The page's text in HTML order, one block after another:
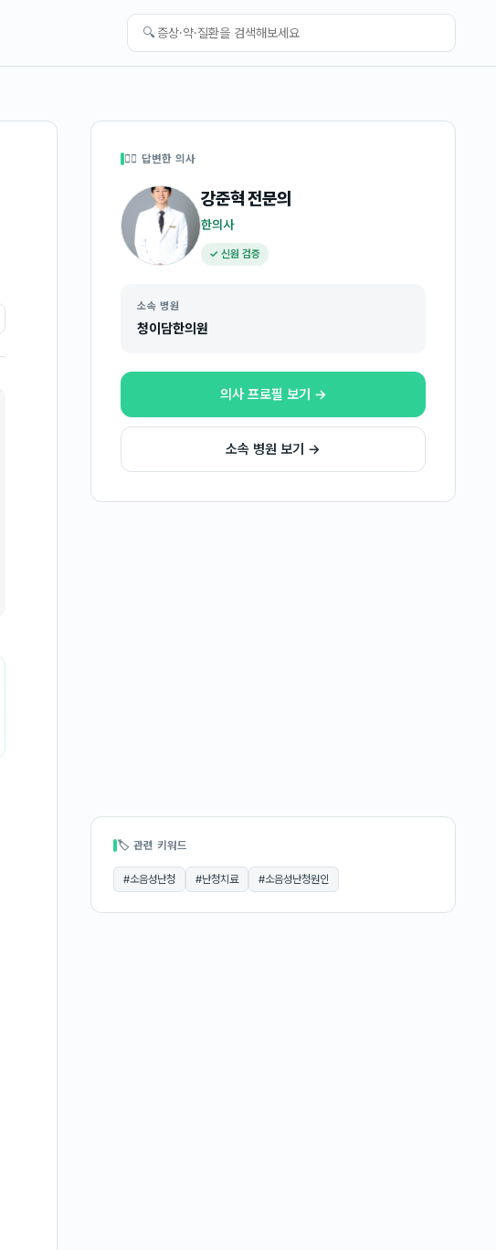
🔍
👩‍⚕️ 답변한 의사
강준혁전문의
한의사
✓ 신원 검증
소속 병원
청이담한의원
의사 프로필 보기 →
소속 병원 보기 →
🏷 관련 키워드
#소음성난청 #난청치료 #소음성난청원인